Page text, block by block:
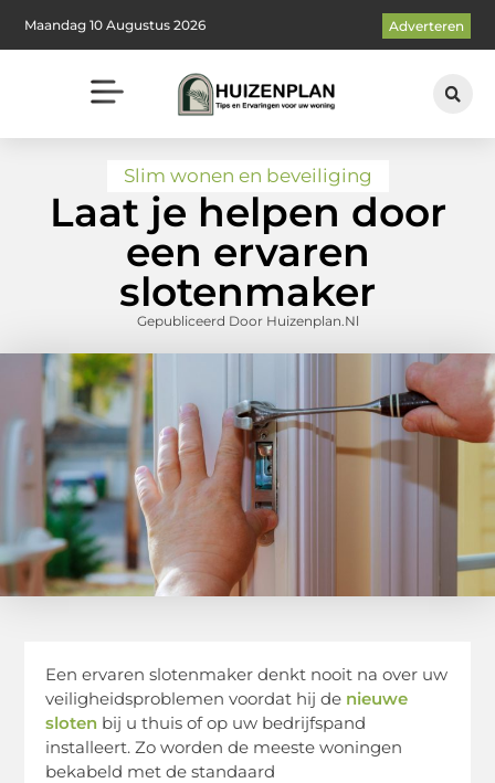
Maandag 10 Augustus 2026 Adverteren
Slim wonen en beveiliging
Laat je helpen door
een ervaren
slotenmaker
Gepubliceerd Door Huizenplan.nl
Een ervaren slotenmaker denkt nooit na over uw
veiligheidsproblemen voordat hij de nieuwe
sloten bij u thuis of op uw bedrijfspand
installeert. Zo worden de meeste woningen
bekabeld met de standaard